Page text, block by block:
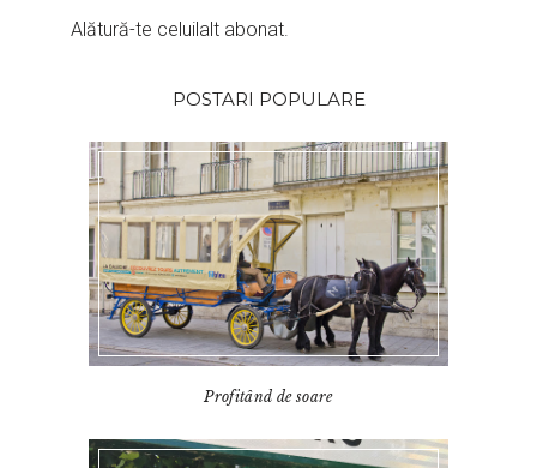
Alătură-te celuilalt abonat.
POSTARI POPULARE
Profitând de soare